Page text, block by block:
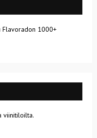
Flavoradon 1000+
viinitiloilta.